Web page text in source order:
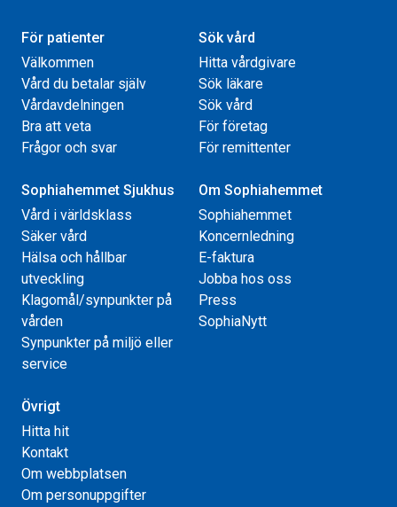
För patienter
Välkommen
Vård du betalar själv
Vårdavdelningen
Bra att veta
Frågor och svar
Sök vård
Hitta vårdgivare
Sök läkare
Sök vård
För företag
För remittenter
Sophiahemmet Sjukhus
Vård i världsklass
Säker vård
Hälsa och hållbar
utveckling
Klagomål/synpunkter på
vården
Synpunkter på miljö eller
service
Om Sophiahemmet
Sophiahemmet
Koncernledning
E-faktura
Jobba hos oss
Press
SophiaNytt
Övrigt
Hitta hit
Kontakt
Om webbplatsen
Om personuppgifter